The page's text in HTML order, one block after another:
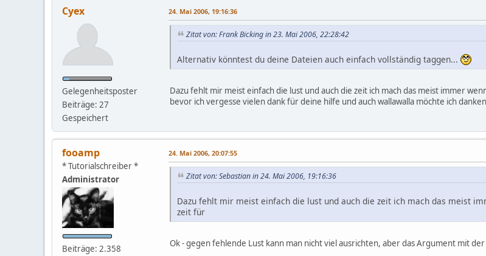
Cyex
Gelegenheitsposter
Beiträge: 27
Gespeichert
24. Mai 2006, 19:16:36
Zitat von: Frank Bicking in 23. Mai 2006, 22:28:42
Alternativ könntest du deine Dateien auch einfach vollständig taggen...
Dazu fehlt mir meist einfach die lust und auch die zeit ich mach das meist immer
bevor ich vergesse vielen dank für deine hilfe und auch wallawalla möchte ich
fooamp
* Tutorialschreiber *
Administrator
Beiträge: 2.358
24. Mai 2006, 20:07:55
Zitat von: Sebastian in 24. Mai 2006, 19:16:36
Dazu fehlt mir meist einfach die lust und auch die zeit ich mach das meist
zeit für
Ok - gegen fehlende Lust kann man nicht viel ausrichten, aber das Argument mit